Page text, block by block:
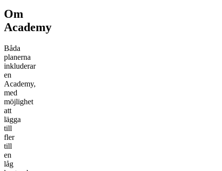
Om
Academy
Båda
planerna
inkluderar
en
Academy,
med
möjlighet
att
lägga
till
fler
till
en
låg